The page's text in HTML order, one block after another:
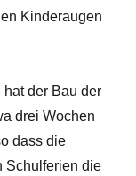
Kinderaugen
der Bau der
drei Wochen
dass die
Schulferien die